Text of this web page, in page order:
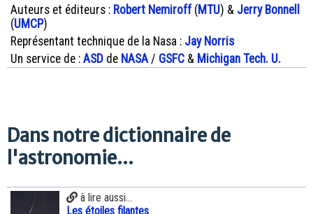
Auteurs et éditeurs : Robert Nemiroff(MTU) & Jerry Bonnell
(UMCP)
Représentant technique de la Nasa : Jay Norris
Un service de : ASD de NASA / GSFC & Michigan Tech. U.
Dans notre dictionnaire de
l'astronomie...
à lire aussi...
Les étoiles filantes